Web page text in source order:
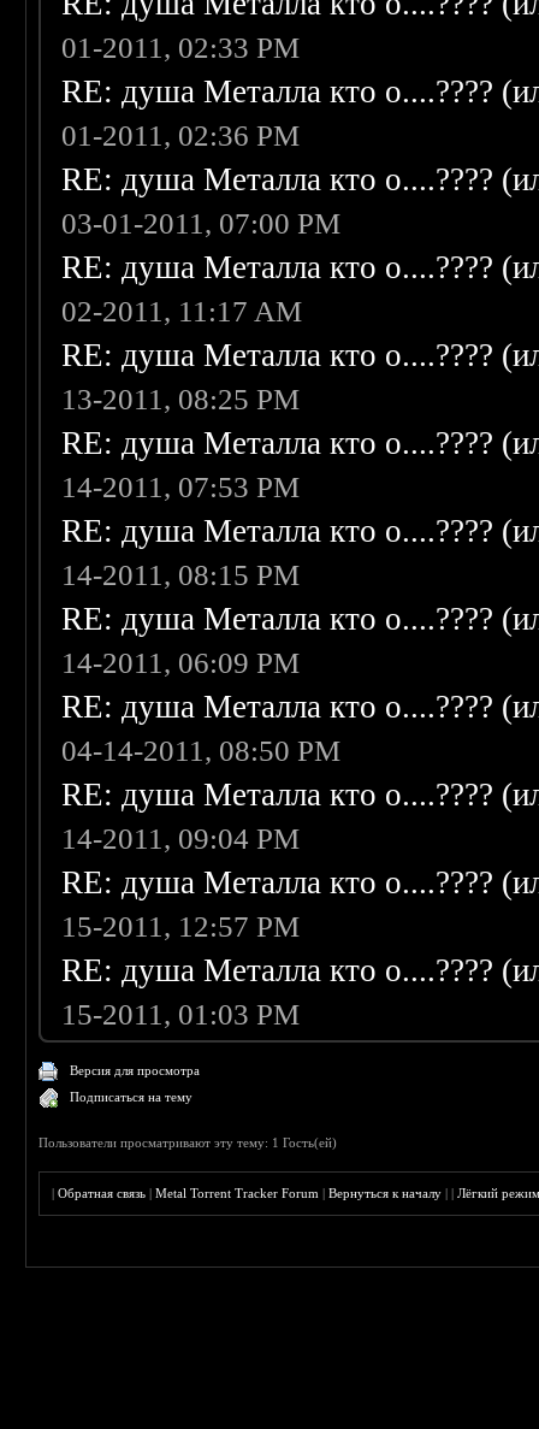
01-2011, 02:33 PM
RE: душа Металла кто о....????
01-2011, 02:36 PM
RE: душа Металла кто о....????
03-01-2011, 07:00 PM
RE: душа Металла кто о....????
02-2011, 11:17 AM
RE: душа Металла кто о....????
13-2011, 08:25 PM
RE: душа Металла кто о....????
14-2011, 07:53 PM
RE: душа Металла кто о....????
14-2011, 08:15 PM
RE: душа Металла кто о....????
14-2011, 06:09 PM
RE: душа Металла кто о....????
04-14-2011, 08:50 PM
RE: душа Металла кто о....????
14-2011, 09:04 PM
RE: душа Металла кто о....????
15-2011, 12:57 PM
RE: душа Металла кто о....????
15-2011, 01:03 PM
Версия для просмотра
Подписаться на тему
Пользователи просматривают эту тему: 1 Гость(ей)
|Обратная связь |Metal Torrent Tracker Forum |Вернуться к началу ||Лёгкий